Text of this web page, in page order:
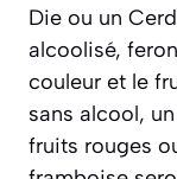
Die ou un
alcoolisé,
couleur et le
sans alcool,
fruits rouges